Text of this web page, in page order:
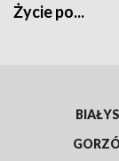
Życie po...